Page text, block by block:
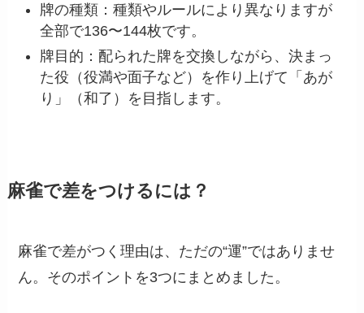
牌の種類：種類やルールにより異なりますが
全部で136〜144枚です。
牌目的：配られた牌を交換しながら、決まっ
た役（役満や面子など）を作り上げて「あが
り」（和了）を目指します。
麻雀で差をつけるには？
麻雀で差がつく理由は、ただの“運”ではありませ
ん。そのポイントを3つにまとめました。